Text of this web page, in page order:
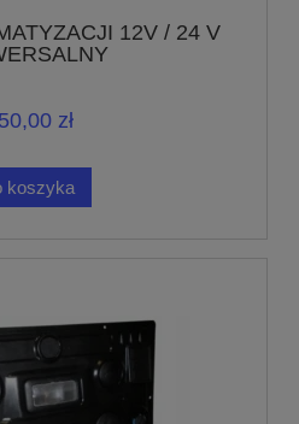
12V / 24 V
zł
koszyka